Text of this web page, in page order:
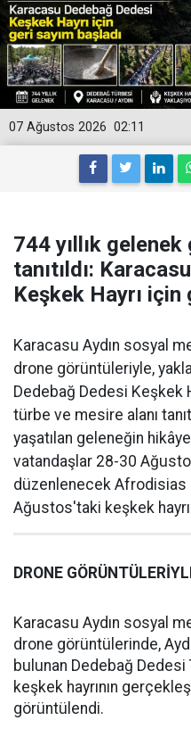
02:11
07 Ağustos 2026
744 yıllık
tanıtıldı:
Keşkek Hayrı için
Karacasu Aydın sosyal
drone görüntüleriyle,
Dedebağ Dedesi Keşkek
türbe ve mesire alanı
yaşatılan geleneğin
vatandaşlar 28-30
düzenlenecek Afrodisias
Ağustos'taki keşkek
DRONE
Karacasu Aydın sosyal
drone görüntülerinde,
bulunan Dedebağ
keşkek hayrının
görüntülendi.